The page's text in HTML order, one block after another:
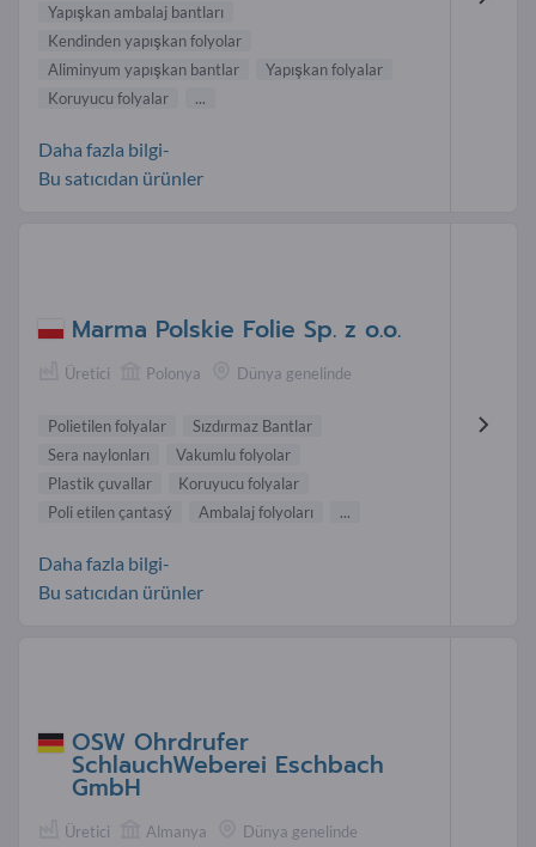
Yapışkan ambalaj bantları
Kendinden yapışkan folyolar
Aliminyum yapışkan bantlar
Yapışkan folyalar
Koruyucu folyalar
...
Daha fazla bilgi-
Bu satıcıdan ürünler
Marma Polskie Folie Sp. z o.o.
Üretici Polonya Dünya genelinde
Polietilen folyalar
Sızdırmaz Bantlar
Sera naylonları
Vakumlu folyolar
Plastik çuvallar
Koruyucu folyalar
Poli etilen çantasý
Ambalaj folyoları ...
Daha fazla bilgi-
Bu satıcıdan ürünler
OSW Ohrdrufer
SchlauchWeberei Eschbach
GmbH
Üretici Almanya Dünya genelinde